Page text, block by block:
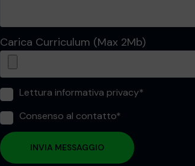
Carica Curriculum (Max 2Mb)
Lettura informativa privacy*
Consenso al contatto*